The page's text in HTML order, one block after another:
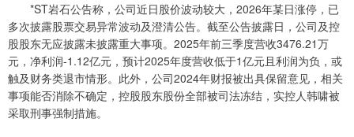
*ST岩石公告称，公司近日股价波动较大，2026年某日涨停，已
多次披露股票交易异常波动及澄清公告。截至公告披露日，公司及控
股股东无应披露未披露重大事项。2025年前三季度营收3476.21万
元，净利润-1.12亿元，预计2025年度营收低于1亿元且利润为负，或
触及财务类退市情形。此外，公司2024年财报被出具保留意见，相关
事项能否消除不确定，控股股东股份全部被司法冻结，实控人韩啸被
采取刑事强制措施。